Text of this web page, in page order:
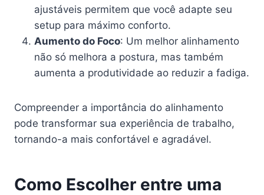
ajustáveis permitem que você adapte seu
setup para máximo conforto.
Aumento do Foco: Um melhor alinhamento
não só melhora a postura, mas também
aumenta a produtividade ao reduzir a fadiga.
Compreender a importância do alinhamento
pode transformar sua experiência de trabalho,
tornando-a mais confortável e agradável.
Como Escolher entre uma